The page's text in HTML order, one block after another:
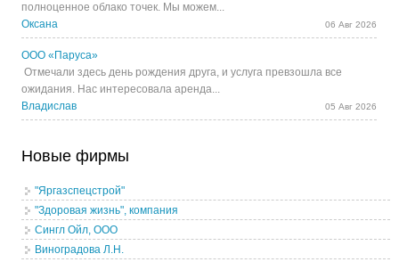
полноценное облако точек. Мы можем...
Оксана
06 Авг 2026
ООО «Паруса»
Отмечали здесь день рождения друга, и услуга превзошла все
ожидания. Нас интересовала аренда...
Владислав
05 Авг 2026
Новые фирмы
"Яргазспецстрой"
"Здоровая жизнь", компания
Сингл Ойл, ООО
Виноградова Л.Н.